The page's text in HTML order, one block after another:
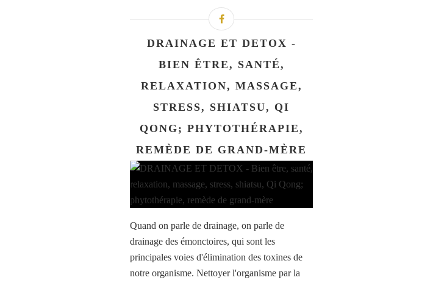
DRAINAGE ET DETOX -
BIEN ÊTRE, SANTÉ,
RELAXATION, MASSAGE,
STRESS, SHIATSU, QI
QONG; PHYTOTHÉRAPIE,
REMÈDE DE GRAND-MÈRE
Quand on parle de drainage, on parle de
drainage des émonctoires, qui sont les
principales voies d'élimination des toxines de
notre organisme. Nettoyer l'organisme par la